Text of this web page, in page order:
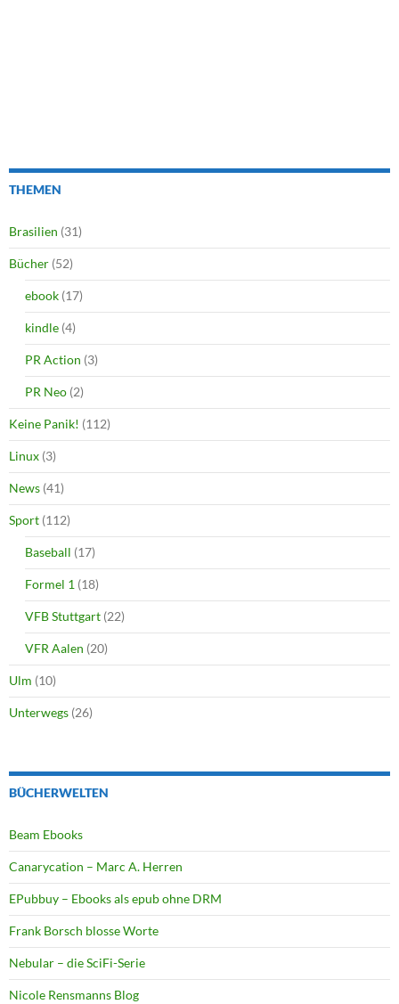
THEMEN
Brasilien (31)
Bücher (52)
ebook (17)
kindle (4)
PR Action (3)
PR Neo (2)
Keine Panik! (112)
Linux (3)
News (41)
Sport (112)
Baseball (17)
Formel 1 (18)
VFB Stuttgart (22)
VFR Aalen (20)
Ulm (10)
Unterwegs (26)
BÜCHERWELTEN
Beam Ebooks
Canarycation – Marc A. Herren
EPubbuy – Ebooks als epub ohne DRM
Frank Borsch blosse Worte
Nebular – die SciFi-Serie
Nicole Rensmanns Blog